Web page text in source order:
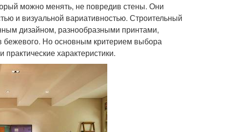
можно менять, не повредив стены. Они
и визуальной вариативностью. Строительный
дизайном, разнообразными принтами,
бежевого. Но основным критерием выбора
характеристики.